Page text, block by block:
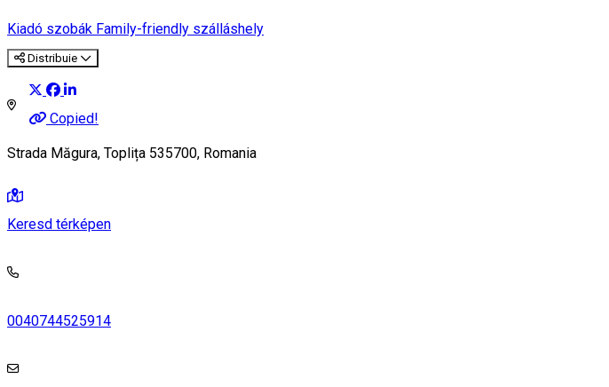
Kiadó szobák Family-friendly szálláshely
Distribuie
Copied!
Strada Măgura, Toplița 535700, Romania
Keresd térképen
0040744525914